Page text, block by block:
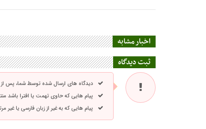
اخبار مشابه
ثبت دیدگاه
دیدگاه های ارسال شده توسط شما، پس
پیام هایی که حاوی تهمت یا افترا باشد
پیام هایی که به غیر از زبان فارسی یا